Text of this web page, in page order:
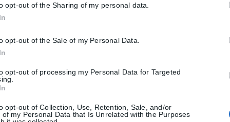
opt-out of the Sharing of my personal data.
opt-out of the Sale of my Personal Data.
opt-out of processing my Personal Data for Targeted
opt-out of Collection, Use, Retention, Sale, and/or
of my Personal Data that Is Unrelated with the Purposes
τα εξής αποτελέσματα: